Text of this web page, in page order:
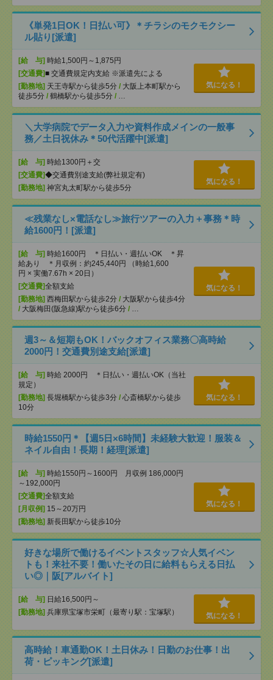
《単発1日OK！日払い可》＊チラシのモクモクシー
ル貼り[派遣]
[給 与] 時給1,500円～1,875円
[交通費]■ 交通費規定内支給 ※派遣先による
[勤務地] 天王寺駅から徒歩5分 / 大阪上本町駅から
徒歩5分 / 鶴橋駅から徒歩5分 / …
気になる！
＼大学病院でデータ入力や資料作成メインの一般事
務／土日祝休み＊50代活躍中[派遣]
[給 与] 時給1300円＋交
[交通費]◆交通費別途支給(弊社規定有)
[勤務地] 神宮丸太町駅から徒歩5分
気になる！
≪残業なし×電話なし≫旅行ツアーの入力＋事務＊時
給1600円！[派遣]
[給 与] 時給1600円 ＊日払い・週払いOK ＊昇
給あり ＊月収例：約245,440円 （時給1,600
円 × 実働7.67h × 20日）
[交通費]全額支給
[勤務地] 西梅田駅から徒歩2分 / 大阪駅から徒歩4分
/ 大阪梅田(阪急線)駅から徒歩6分 / …
気になる！
週3～＆短期もOK！バックオフィス業務〇高時給
2000円！交通費別途支給[派遣]
[給 与] 時給 2000円 ＊日払い・週払いOK（当社
規定）
[勤務地] 長堀橋駅から徒歩3分 / 心斎橋駅から徒歩
10分
気になる！
時給1550円＊【週5日×6時間】未経験大歓迎！服装＆
ネイル自由！長期！経理[派遣]
[給 与] 時給1550円～1600円 月収例 186,000円
～192,000円
[交通費]全額支給
[月収例] 15～20万円
[勤務地] 新長田駅から徒歩10分
気になる！
好きな場所で働けるイベントスタッフ☆人気イベン
トも！来社不要！働いたその日に給料もらえる日払
い◎｜阪[アルバイト]
[給 与] 日給16,500円～
[勤務地] 兵庫県宝塚市栄町（最寄り駅：宝塚駅） 気になる！
高時給！車通勤OK！土日休み！日勤のお仕事！出
荷・ピッキング[派遣]